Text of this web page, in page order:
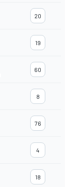
20
19
60
8
76
4
18